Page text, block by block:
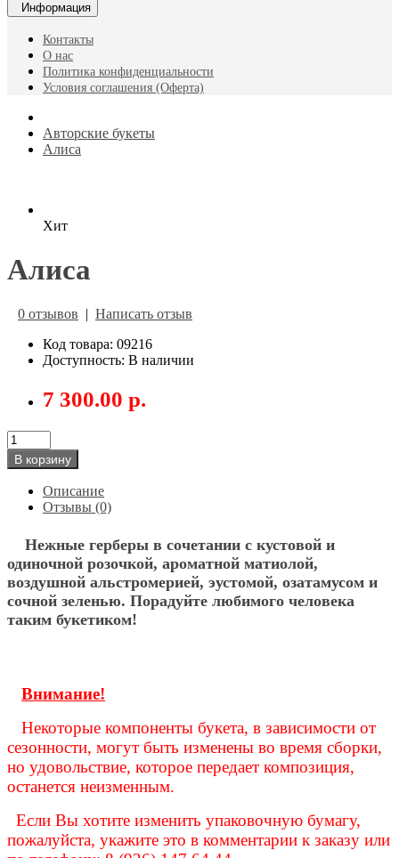
Информация
Контакты
О нас
Политика конфиденциальности
Условия соглашения (Оферта)
Авторские букеты
Алиса
Хит
Алиса
0 отзывов | Написать отзыв
Код товара: 09216
Доступность: В наличии
7 300.00 р.
В корзину
Описание
Отзывы (0)
Нежные герберы в сочетании с кустовой и
одиночной розочкой, ароматной матиолой,
воздушной альстромерией, эустомой, озатамусом и
сочной зеленью. Порадуйте любимого человека
таким букетиком!
Внимание!
Некоторые компоненты букета, в зависимости от
сезонности, могут быть изменены во время сборки,
но удовольствие, которое передает композиция,
останется неизменным.
Если Вы хотите изменить упаковочную бумагу,
пожалуйста, укажите это в комментарии к заказу или